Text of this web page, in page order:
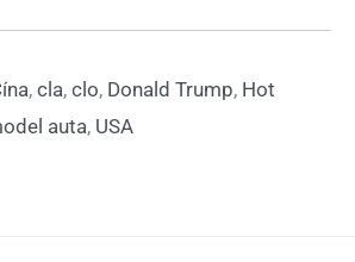
, cla, clo, Donald Trump, Hot
auta, USA